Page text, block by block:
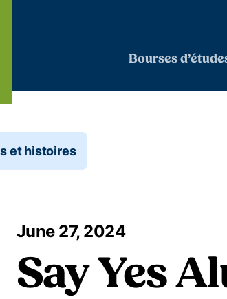
Bourses
et histoires
June 27, 2024
Say Yes